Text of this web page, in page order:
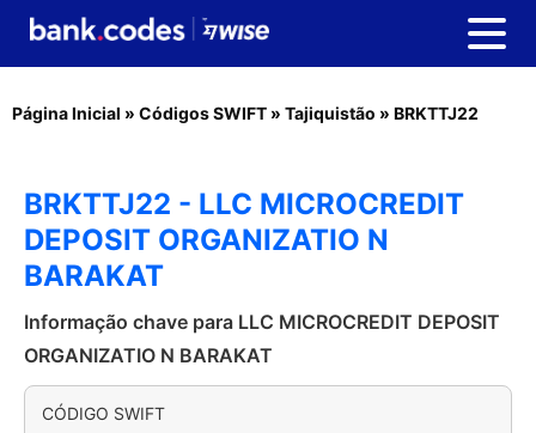
Página Inicial » Códigos SWIFT » Tajiquistão » BRKTTJ22
BRKTTJ22 - LLC MICROCREDIT
DEPOSIT ORGANIZATIO N
BARAKAT
Informação chave para LLC MICROCREDIT DEPOSIT
ORGANIZATIO N BARAKAT
CÓDIGO SWIFT